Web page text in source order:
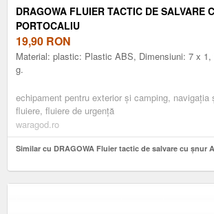
DRAGOWA FLUIER TACTIC DE SALVARE
PORTOCALIU
19,90 RON
Material: plastic: Plastic ABS, Dimensiuni: 7 x
g.
echipament pentru exterior și camping, navigația
fluiere, fluiere de urgență
waragod.ro
Similar cu DRAGOWA Fluier tactic de salvare cu șnur